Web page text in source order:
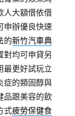
人大額借依借
申辦優良快速
的新竹汽車典
對均可申貸另
最更好試玩立
症的類固醇與
品跟美容的飲
式疲勞保健食